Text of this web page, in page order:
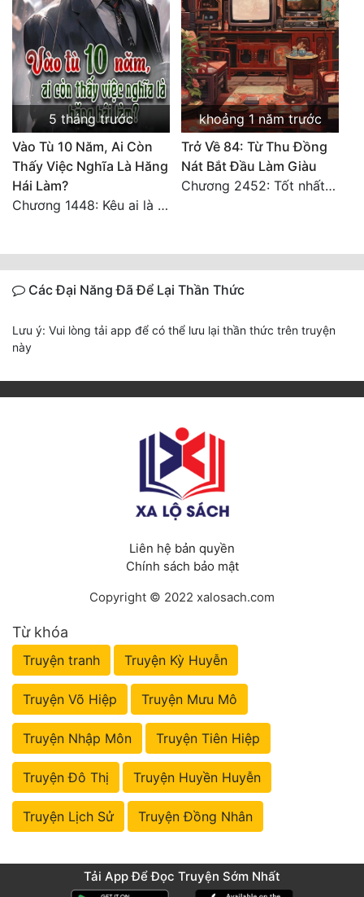
5 tháng trước
Vào Tù 10 Năm, Ai Còn
Thấy Việc Nghĩa Là Hăng
Hái Làm?
Chương 1448: Kêu ai là cha?
khoảng 1 năm trước
Trở Về 84: Từ Thu Đồng
Nát Bắt Đầu Làm Giàu
Chương 2452: Tốt nhất tất cả
Các Đại Năng Đã Để Lại Thần Thức
Lưu ý: Vui lòng tải app để có thể lưu lại thần thức trên truyện
này
Liên hệ bản quyền
Chính sách bảo mật
Copyright © 2022 xalosach.com
Từ khóa
Truyện tranh Truyện Kỳ Huyễn
Truyện Võ Hiệp Truyện Mưu Mô
Truyện Nhập Môn Truyện Tiên Hiệp
Truyện Đô Thị Truyện Huyền Huyễn
Truyện Lịch Sử Truyện Đồng Nhân
Tải App Để Đọc Truyện Sớm Nhất